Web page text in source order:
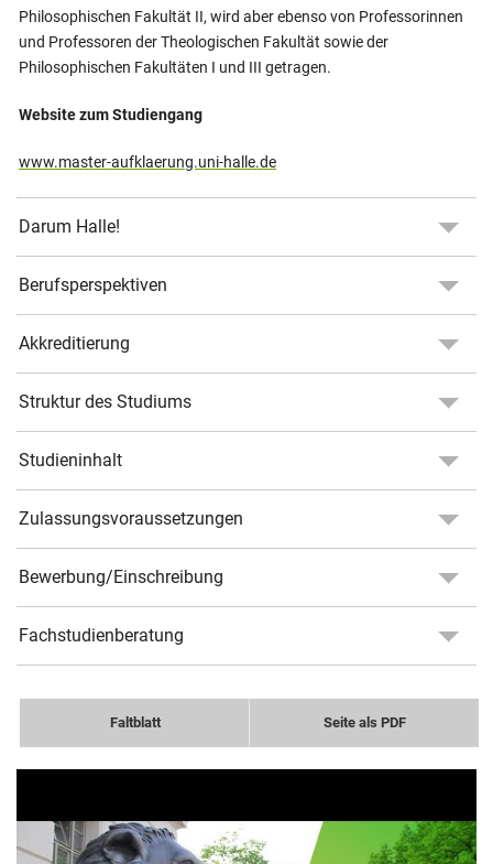
Philosophischen Fakultät II, wird aber ebenso von Professorinnen
und Professoren der Theologischen Fakultät sowie der
Philosophischen Fakultäten I und III getragen.
Website zum Studiengang
www.master-aufklaerung.uni-halle.de
Darum Halle!
Berufsperspektiven
Akkreditierung
Struktur des Studiums
Studieninhalt
Zulassungsvoraussetzungen
Bewerbung/Einschreibung
Fachstudienberatung
Faltblatt Seite als PDF